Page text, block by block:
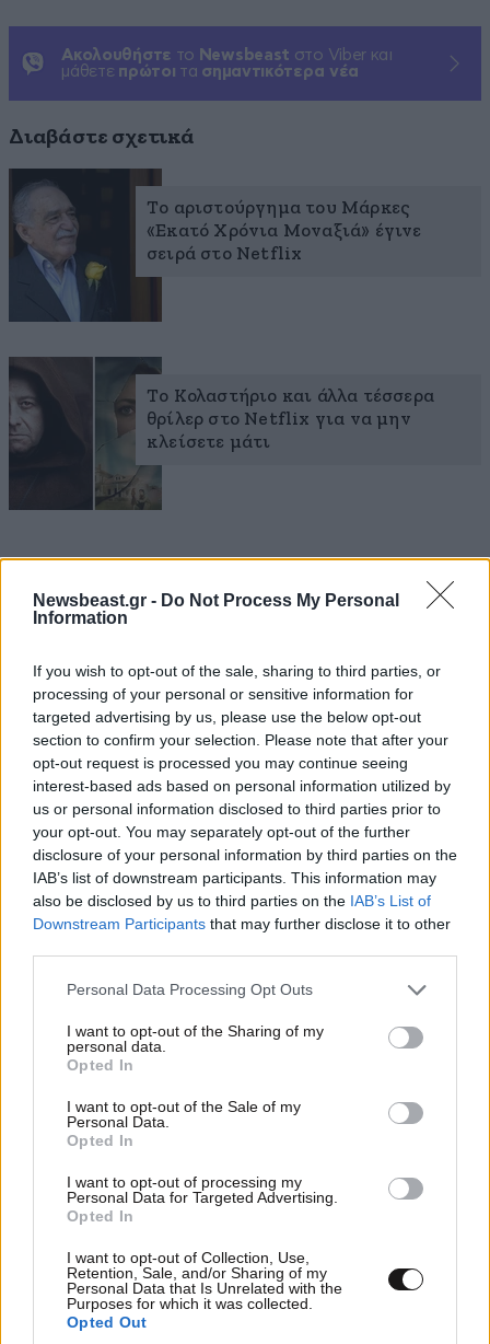
Newsbeast.gr - Do Not Process My Personal
Information
If you wish to opt-out of the sale, sharing to third parties, or
processing of your personal or sensitive information for
targeted advertising by us, please use the below opt-out
section to confirm your selection. Please note that after your
opt-out request is processed you may continue seeing
interest-based ads based on personal information utilized by
us or personal information disclosed to third parties prior to
your opt-out. You may separately opt-out of the further
disclosure of your personal information by third parties on the
IAB’s list of downstream participants. This information may
also be disclosed by us to third parties on the IAB’s List of
Downstream Participants that may further disclose it to other
Please note that this website/app uses one or more Google
not limited to your visit or usage behaviour. You may click to
grant or deny consent to Google and its third-party tags to
use your data for below specified purposes in below Google
consent section.
Personal Data Processing Opt Outs
I want to opt-out of the Sharing of my
personal data.
Opted In
I want to opt-out of the Sale of my
Personal Data.
Opted In
I want to opt-out of processing my
Personal Data for Targeted Advertising.
Opted In
I want to opt-out of Collection, Use,
Retention, Sale, and/or Sharing of my
Personal Data that Is Unrelated with the
Purposes for which it was collected.
Opted Out
Ακολουθήστε το Newsbeast στο Viber και
μάθετε πρώτοι τα σημαντικότερα νέα
Διαβάστε σχετικά
Το αριστούργημα του Μάρκες
«Εκατό Χρόνια Μοναξιά» έγινε
σειρά στο Netflix
Το Κολαστήριο και άλλα τέσσερα
θρίλερ στο Netflix για να μην
κλείσετε μάτι
ΠΕΡΙΣΣΟΤΕΡΑ ΑΠΟ ΤΗΝ
ΤΗΛΕΟΡΑΣΗ